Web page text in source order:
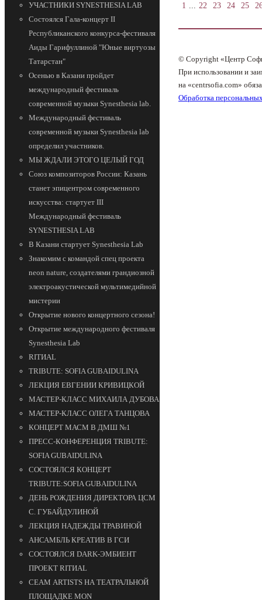
УЧАСТНИКИ SYNESTHESIA LAB
Состоялся Гала-концерт II
Республиканского конкурса-фестиваля
Аиды Гарифуллиной "Юные виртуозы
Татарстан"
Осенью в Казани пройдет
международный фестиваль
современной музыки Synesthesia lab.
Международный фестиваль
современной музыки Synesthesia lab
определил участников.
МЫ ЖДАЛИ ЭТОГО ЦЕЛЫЙ ГОД
Союз композиторов России: Казань
станет эпицентром современного
искусства: стартует III
Международный фестиваль
SYNESTHESIA LAB
В Казани стартует Synesthesia Lab
Знакомим с командой спец проекта
neon nature, создателями грандиозной
электроакустической мультимедийной
мистерии
Открытие нового концертного сезона!
Открытие международного фестиваля
Synesthesia Lab
RITИAL
TRIBUTE: SOFIA GUBAIDULINA
ЛЕКЦИЯ ЕВГЕНИИ КРИВИЦКОЙ
МАСТЕР-КЛАСС МИХАИЛА ДУБОВА
МАСТЕР-КЛАСС ОЛЕГА ТАНЦОВА
КОНЦЕРТ МАСМ В ДМШ №1
ПРЕСС-КОНФЕРЕНЦИЯ TRIBUTE:
SOFIA GUBAIDULINA
СОСТОЯЛСЯ КОНЦЕРТ
TRIBUTE:SOFIA GUBAIDULINA
ДЕНЬ РОЖДЕНИЯ ДИРЕКТОРА ЦСМ
С. ГУБАЙДУЛИНОЙ
ЛЕКЦИЯ НАДЕЖДЫ ТРАВИНОЙ
АНСАМБЛЬ КРЕАТИВ В ГСИ
СОСТОЯЛСЯ DARK-ЭМБИЕНТ
ПРОЕКТ RITИAL
СЕАМ ARTISTS НА ТЕАТРАЛЬНОЙ
ПЛОЩАДКЕ MON
1 22 23 24 25
© Copyright «Центр
При использовании и
на «centrsofia.com»
Обработка